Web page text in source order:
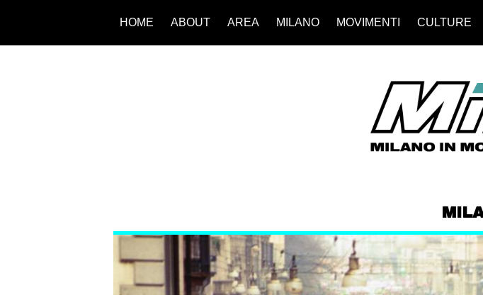
HOME ABOUT AREA MILANO MOVIMENTI CULTURE